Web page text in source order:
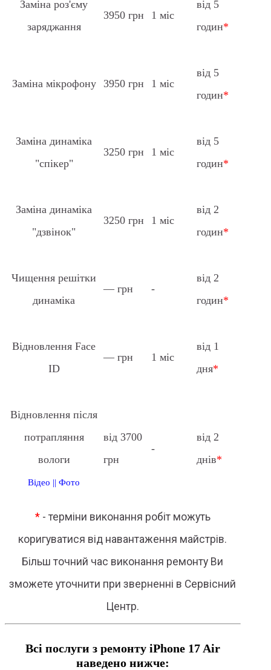
Заміна роз'єму
заряджання
3950 грн 1 міс
від 5
годин*
Заміна мікрофону 3950 грн 1 міс
від 5
годин*
Заміна динаміка
"спікер"
3250 грн 1 міс
від 5
годин*
Заміна динаміка
"дзвінок"
3250 грн 1 міс
від 2
годин*
Чищення решітки
динаміка
— грн -
від 2
годин*
Відновлення Face
ID
— грн 1 міс
від 1
дня*
Відновлення після
потрапляння
вологи
Відео || Фото
від 3700
грн
-
від 2
днів*
*- терміни виконання робіт можуть
коригуватися від навантаження майстрів.
Більш точний час виконання ремонту Ви
зможете уточнити при зверненні в Сервісний
Центр.
Всі послуги з ремонту iPhone 17 Air
наведено нижче: